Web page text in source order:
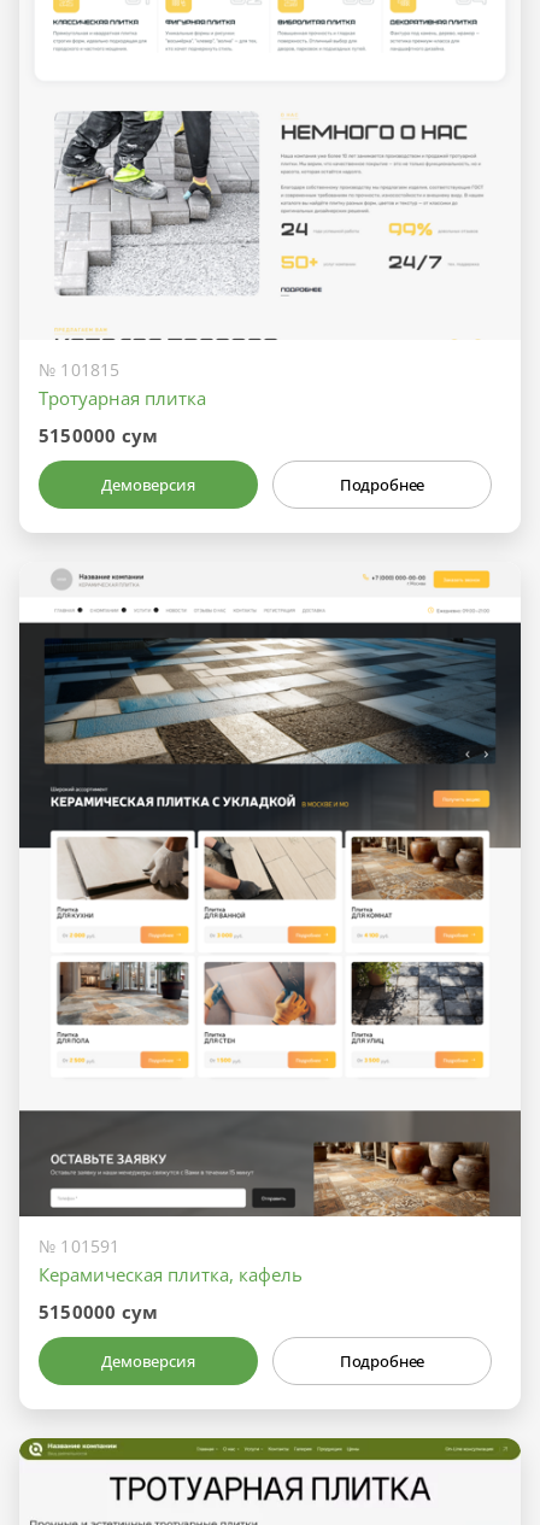
№ 101815
Тротуарная плитка
5150000 сум
Демоверсия Подробнее
№ 101591
Керамическая плитка, кафель
5150000 сум
Демоверсия Подробнее